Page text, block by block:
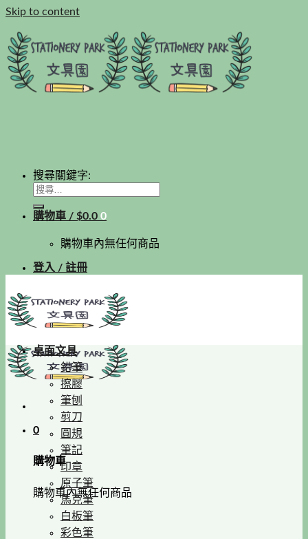
Skip to content
搜尋關鍵字:
購物車 / $0.0 0
購物車內無任何商品
登入 / 註冊
0
購物車
購物車內無任何商品
桌面文具
鉛筆
擦膠
筆刨
剪刀
圓規
筆記
印章
原子筆
馬克筆
白板筆
彩色筆